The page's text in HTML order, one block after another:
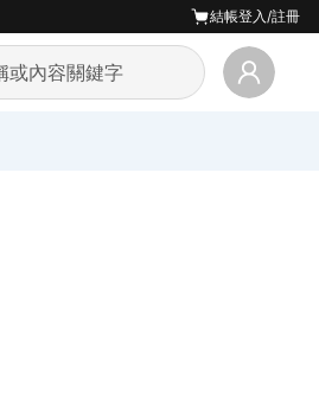
結帳登入/註冊